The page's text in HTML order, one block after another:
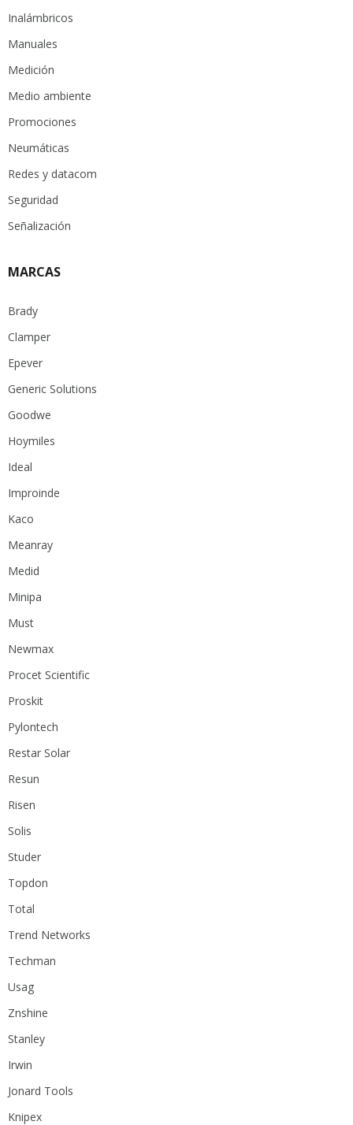
Inalámbricos
Manuales
Medición
Medio ambiente
Promociones
Neumáticas
Redes y datacom
Seguridad
Señalización
MARCAS
Brady
Clamper
Epever
Generic Solutions
Goodwe
Hoymiles
Ideal
Improinde
Kaco
Meanray
Medid
Minipa
Must
Newmax
Procet Scientific
Proskit
Pylontech
Restar Solar
Resun
Risen
Solis
Studer
Topdon
Total
Trend Networks
Techman
Usag
Znshine
Stanley
Irwin
Jonard Tools
Knipex